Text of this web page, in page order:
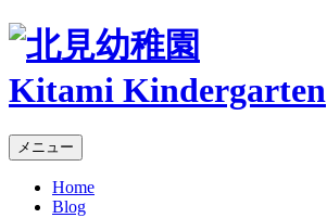
Kitami Kindergarten
メニュー
Home
Blog